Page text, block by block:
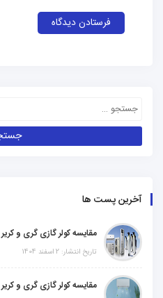
آخرین پست ها
تاریخ انتشار: 2 اسفند 1404